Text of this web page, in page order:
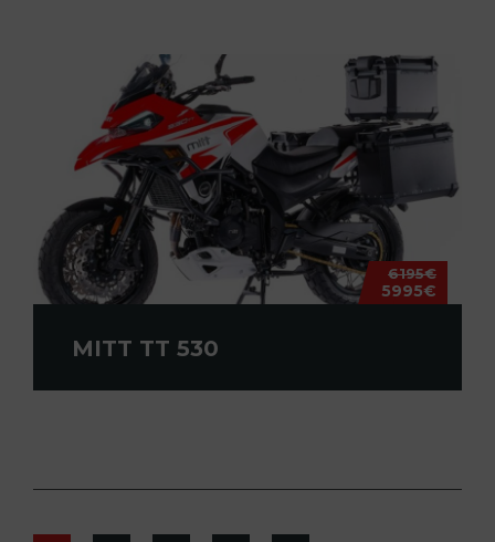
6195€
5995€
MITT TT 530